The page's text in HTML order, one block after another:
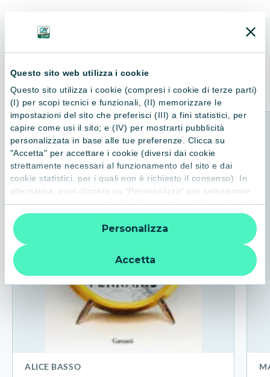
Questo sito web utilizza i cookie
Questo sito utilizza i cookie (compresi i cookie di terze parti)
(I) per scopi tecnici e funzionali, (II) memorizzare le
impostazioni del sito che preferisci (III) a fini statistici, per
capire come usi il sito; e (IV) per mostrarti pubblicità
personalizzata in base alle tue preferenze. Clicca su
"Accetta" per accettare i cookie (diversi dai cookie
strettamente necessari al funzionamento del sito e dai
cookie statistici, per i quali non è richiesto il consenso). In
alternativa, puoi cliccare su "Personalizza" per selezionare
le categorie di cookie che desideri accettare. Cliccando sulla
“X” le impostazioni predefinite vengono lasciate invariate e
quindi la navigazione può continuare senza cookie o altri
strumenti di tracciamento diversi da quelli tecnici. Per
ulteriori informazioni:
informativa privacy
Accetta
Personalizza
l'indagine forse più crudele di Rocco Schiavone.
Consigliati per te
ALICE BASSO